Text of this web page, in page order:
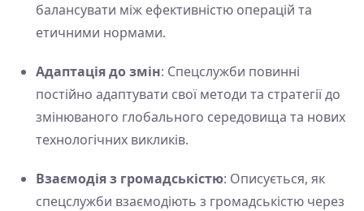
балансувати між ефективністю операцій та
етичними нормами.
Адаптація до змін: Спецслужби повинні
постійно адаптувати свої методи та стратегії до
змінюваного глобального середовища та нових
технологічних викликів.
Взаємодія з громадськістю: Описується, як
спецслужби взаємодіють з громадськістю через